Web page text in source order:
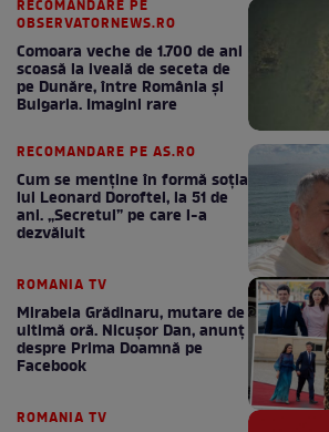
RECOMANDARE PE
OBSERVATORNEWS.RO
Comoara veche de 1.700 de ani
scoasă la iveală de seceta de
pe Dunăre, între România şi
Bulgaria. Imagini rare
RECOMANDARE PE AS.RO
Cum se menţine în formă soţia
lui Leonard Doroftei, la 51 de
ani. „Secretul” pe care l-a
dezvăluit
ROMANIA TV
Mirabela Grădinaru, mutare de
ultimă oră. Nicuşor Dan, anunţ
despre Prima Doamnă pe
Facebook
ROMANIA TV